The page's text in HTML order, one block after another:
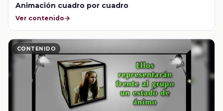
Animación cuadro por cuadro
Ver contenido
CONTENIDO